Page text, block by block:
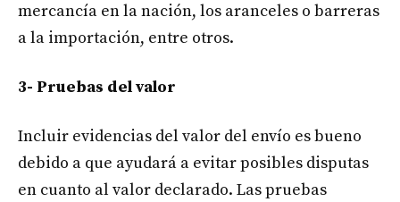
mercancía en la nación, los aranceles o barreras
a la importación, entre otros.
3- Pruebas del valor
Incluir evidencias del valor del envío es bueno
debido a que ayudará a evitar posibles disputas
en cuanto al valor declarado. Las pruebas